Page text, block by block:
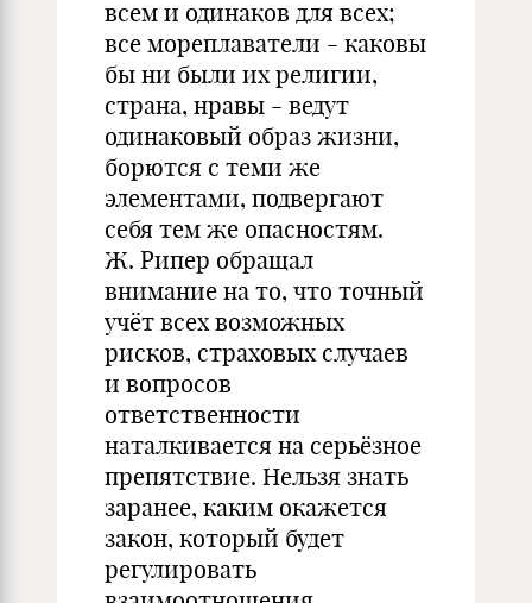
всем и одинаков для всех;
все мореплаватели - каковы
бы ни были их религии,
страна, нравы - ведут
одинаковый образ жизни,
борются с теми же
элементами, подвергают
себя тем же опасностям.
Ж. Рипер обращал
внимание на то, что точный
учёт всех возможных
рисков, страховых случаев
и вопросов
ответственности
наталкивается на серьёзное
препятствие. Нельзя знать
заранее, каким окажется
закон, который будет
регулировать